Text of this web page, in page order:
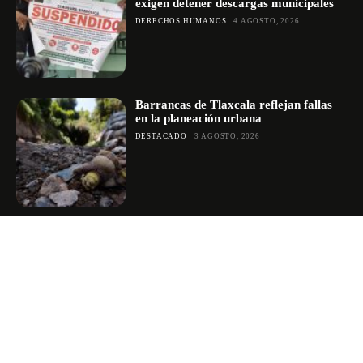
exigen detener descargas municipales
DERECHOS HUMANOS 4 AGOSTO, 2026
Barrancas de Tlaxcala reflejan fallas
en la planeación urbana
DESTACADO 3 AGOSTO, 2026